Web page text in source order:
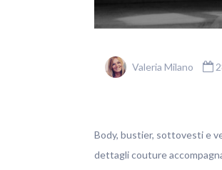
Valeria Milano
Body, bustier, sottovesti e
dettagli couture